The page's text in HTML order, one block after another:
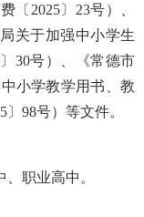
〔2025〕23号）、
关于加强中小学生
30号）、《常德市
小学教学用书、教
98号）等文件。
职业高中。